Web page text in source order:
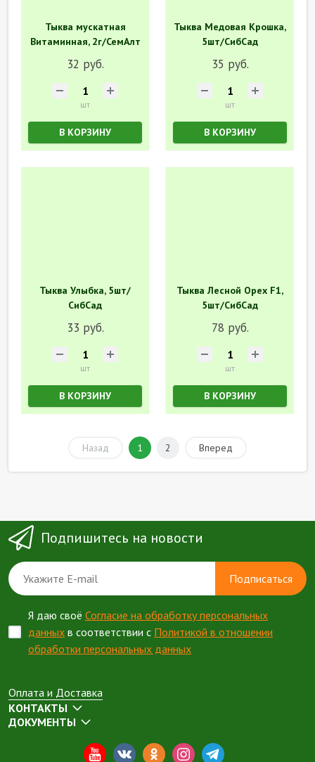
Тыква мускатная
Витаминная, 2г/СемАлт
32 руб.
шт
В КОРЗИНУ
Тыква Медовая Крошка,
5шт/СибСад
35 руб.
шт
В КОРЗИНУ
Тыква Улыбка, 5шт/
СибСад
33 руб.
шт
В КОРЗИНУ
Тыква Лесной Орех F1,
5шт/СибСад
78 руб.
шт
В КОРЗИНУ
Назад 1 2 Вперед
Подпишитесь на новости
Подписаться
Я даю своё Согласие на обработку персональных
данных в соответствии с Политикой в отношении
обработки персональных данных
Оплата и Доставка
КОНТАКТЫ
ДОКУМЕНТЫ